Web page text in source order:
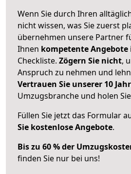
Wenn Sie durch Ihren
nicht wissen, was Sie zuerst
übernehmen unsere Partner
Ihnen kompetente Angebote
Checkliste. Zögern Sie nicht,
Anspruch zu nehmen und
Vertrauen Sie unserer 10
Umzugsbranche und holen
Füllen Sie jetzt das Formular
Sie kostenlose Angebote.
Bis zu 60 % der
finden Sie nur bei uns!